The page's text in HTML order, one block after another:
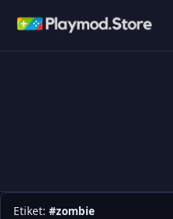
Etiket: #zombie